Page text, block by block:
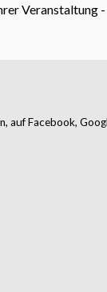
Veranstaltung
auf Facebook,